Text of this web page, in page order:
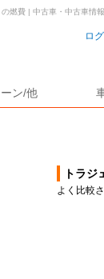
ロ
ン/他
燃費 | 中古車・中古車情
トラジ
よく比較